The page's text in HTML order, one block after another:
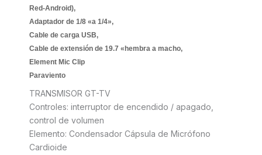
Red-Android),
Adaptador de 1/8 «a 1/4»,
Cable de carga USB,
Cable de extensión de 19.7 «hembra a macho,
Element Mic Clip
Paraviento
TRANSMISOR GT-TV
Controles: interruptor de encendido / apagado,
control de volumen
Elemento: Condensador Cápsula de Micrófono
Cardioide